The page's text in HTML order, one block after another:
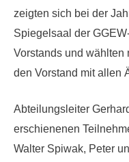
zeigten sich bei der
Spiegelsaal der
Vorstands und wählten
den Vorstand mit allen
Abteilungsleiter
erschienenen
Walter Spiwak, Peter